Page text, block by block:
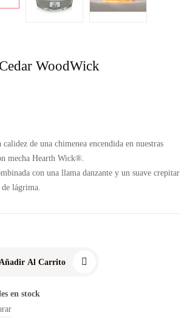
WoodWick
de una chimenea encendida en nuestras
mecha Hearth Wick®.
con una llama danzante y un suave crepitar
lágrima.
Al Carrito
en stock